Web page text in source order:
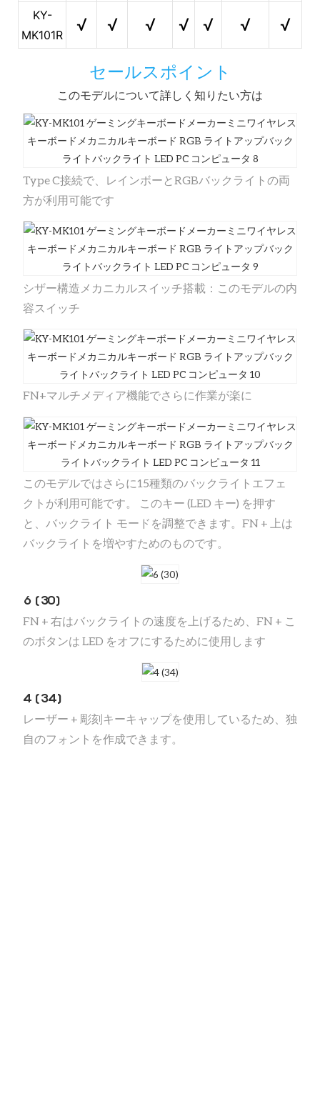
KY-
MK101R
√ √ √ √ √ √ √
セールスポイント
このモデルについて詳しく知りたい方は
Type C接続で、レインボーとRGBバックライトの両
方が利用可能です
シザー構造メカニカルスイッチ搭載：このモデルの内
容スイッチ
FN+マルチメディア機能でさらに作業が楽に
このモデルではさらに15種類のバックライトエフェ
クトが利用可能です。 このキー (LED キー) を押す
と、バックライト モードを調整できます。FN + 上は
バックライトを増やすためのものです。
6 (30)
FN + 右はバックライトの速度を上げるため、FN + こ
のボタンは LED をオフにするために使用します
4 (34)
レーザー + 彫刻キーキャップを使用しているため、独
自のフォントを作成できます。